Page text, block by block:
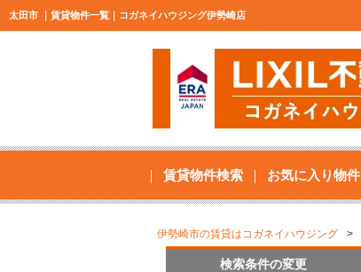
太田市 ｜賃貸物件一覧｜コガネイハウジング伊勢崎店
賃貸物件検索 お気に入り物件
伊勢崎市の賃貸はコガネイハウジング
検索条件の変更